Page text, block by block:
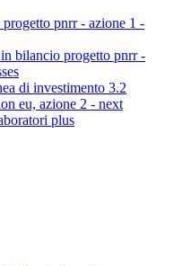
pnrr - azione 1 -
bilancio progetto pnrr -
di investimento 3.2
eu, azione 2 - next
plus